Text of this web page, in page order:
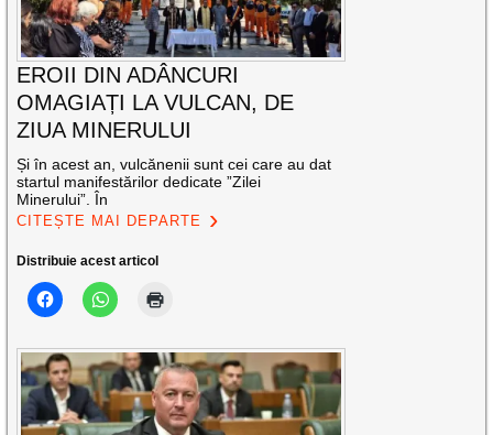
EROII DIN ADÂNCURI
OMAGIAȚI LA VULCAN, DE
ZIUA MINERULUI
Și în acest an, vulcănenii sunt cei care au dat
startul manifestărilor dedicate ”Zilei
Minerului”. În
CITEȘTE MAI DEPARTE
Distribuie acest articol